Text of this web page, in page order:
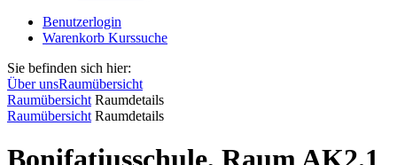
Benutzerlogin
Warenkorb Kurssuche
Sie befinden sich hier:
Über unsRaumübersicht
Raumübersicht Raumdetails
Raumübersicht Raumdetails